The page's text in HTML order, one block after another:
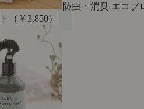
防虫・消臭 エコブ
（￥3,850）